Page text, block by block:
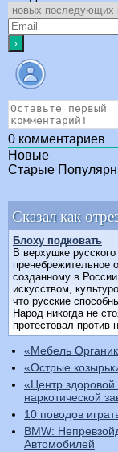
0 комментариев
Новые
Старые
Сказал как
Блоху подковать
В верхушке
пренебрежительное
созданному в
искусством,
что русские
Народ никогда не
протестовал
«Мебель
«Острые
«Центр
наркотической
10 поводов
BMW:
Автомобилей